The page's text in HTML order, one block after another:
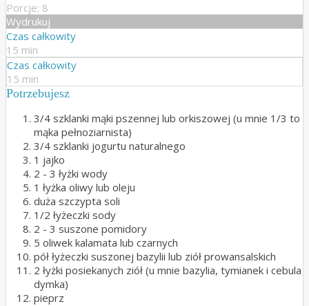
Porcje: 8
Wydrukuj
Czas całkowity
15 min
Czas całkowity
15 min
Potrzebujesz
3/4 szklanki mąki pszennej lub orkiszowej (u mnie 1/3 to
mąka pełnoziarnista)
3/4 szklanki jogurtu naturalnego
1 jajko
2 - 3 łyżki wody
1 łyżka oliwy lub oleju
duża szczypta soli
1/2 łyżeczki sody
2 - 3 suszone pomidory
5 oliwek kalamata lub czarnych
pół łyżeczki suszonej bazylii lub ziół prowansalskich
2 łyżki posiekanych ziół (u mnie bazylia, tymianek i cebula
dymka)
pieprz